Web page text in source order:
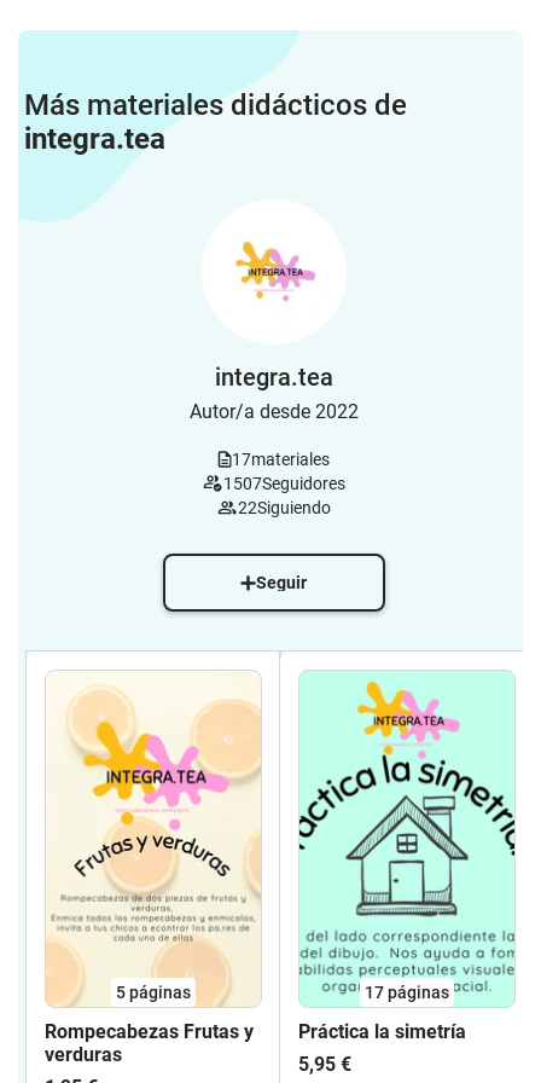
Más materiales didácticos de
integra.tea
integra.tea
Autor/a desde 2022
17materiales
1507Seguidores
22Siguiendo
Seguir
5páginas
Rompecabezas Frutas y
verduras
17páginas
Práctica la simetría
5,95 €